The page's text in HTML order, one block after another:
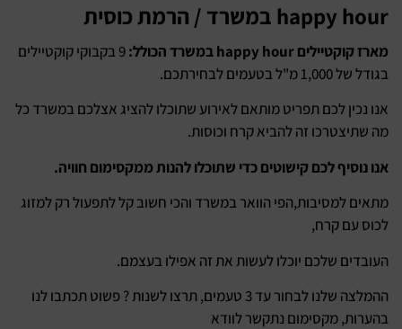
happy hour במשרד / הרמת כוסית
מארז קוקטיילים happy hour במשרד הכולל:
9 בקבוקי קוקטיילים
בגודל של 1,000 מ"ל בטעמים לבחירתכם.
אנו נכין לכם תפריט מותאם לאירוע שתוכלו להציג אצלכם במשרד כל
מה שתיצטרכו זה להביא קרח וכוסות.
אנו נוסיף לכם קישוטים כדי שתוכלו להנות ממקסימום חוויה.
מתאים למסיבות,הפי הוואר במשרד והכי חשוב קל לתפעול רק למזוג
לכוס עם קרח,
העובדים שלכם יוכלו לעשות את זה אפילו בעצמם.
ההמלצה שלנו לבחור עד 3 טעמים, תרצו לשנות ? פשוט תכתבו לנו
בהערות, מקסימום נתקשר לוודא